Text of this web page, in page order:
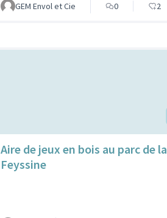
GEM Envol et Cie 0 2
Aire de jeux en bois au parc de la
Feyssine